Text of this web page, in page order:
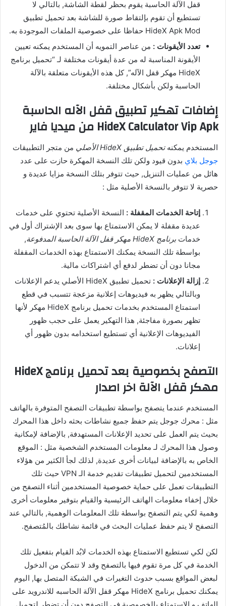
قفل الآلة الحاسبة يقوم بحظر لقطة الشاشة, بالتالي لا
تستطيع أن تقوم بإلتقاط صورة للشاشة بعد تحميل تطبيق
HideX Apk Mod حفاظا على خصوصية الملفات الموجودة به.
تعدد الأيقونات : من عناصر التمويه أن المستخدم يمكنه تعيين
الأيقونة المناسبة له من عدة أيقونات مختلفة لـ “تحميل برنامج
HideX مهكر قفل الآله”, كل هذه الأيقونات متعلقة بالآلة
الحاسبة ولكن بأشكال مختلفة.
إضافات تهكير تطبيق قفل الآله الحاسبة
HideX Calculator Vip Apk من ميديا فاير
المستخدم يمكنهتحميل تطبيق HideX الأصلي
من متجر التطبيقات
جوجل بلاي بدون قيود ولكن تلك النسخة المهكرة حازت على عدد
هائل من عمليات التنزيل, حيث تتوفر بتلك النسخة مزايا عديدة و
حصرية لا تتوفر بالنسخة الأصلية مثل :
إتاحة الخدمات المقفلة : النسخة الأصلية تحتوي على خدمات
عديدة مقفلة لا يمكن الاستمتاع بها سوى بعد الإشتراك أول في
خدمات برنامج HideX مهكر قفل الآلة الحاسبة المدفوعة
,
بواسطة تلك النسخة يمكنك الاستمتاع بهذه الخدمات المقفلة
مجانا دون أن تضطر لدفع أي اشتراكات مالية.
إزالة الإعلانات :
تحميل تطبيق HideX الأصلي يدعم الإعلانات
وبالتالي يظهر به فيديوهات إعلانية مزعجة تتسبب في قطع
استمتاع المستخدم بخدمات تحميل برنامج HideX مهكر لأنها
تظهر بصورة مفاجئة, هذا التهكير يعمل على حجب ظهور
الفيديوهات الإعلانية أي تستطيع استخدامه بدون ظهور أي
إعلانات.
التصفح بخصوصية بعد تحميل برنامج HideX
مهكر قفل الآلة اخر اصدار
المستخدم عندما يتصفح بواسطة تطبيقات التصفح المتوفرة بالهاتف
مثل : محرك جوجل يتم حفظ جميع نشاطات بحثه داخل هذا المحرك
بحيث يتم العمل على تحديد الإعلانات المستهدفة, بالإضافة لإمكانية
وصول هذا المحرك لـ معلومات المستخدم الشخصية مثل : الموقع
الخاص به بالإضافة لبيانات أخرى عديدة, لذلك لجأ الكثير من هؤلاء
المستخدمين لتحميل تطبيقات تقديم خدمة الـ VPN حيث تلك
التطبيقات تعمل على حماية خصوصية المستخدمين أثناء التصفح من
خلال إخفاء معلومات الهاتف الرئيسية والقيام بتوفير معلومات أخرى
وهمية لكي يتم التصفح بواسطة تلك المعلومات الوهمية, بالتالي عند
التصفح لا يتم حفظ عمليات البحث في قائمة نشاطك بالمُتصفح.
لكن لكي تستطيع الاستمتاع بهذه الخدمات لابُد القيام بتفعيل تلك
الخدمة في كل مرة تقوم فيها بالتصفح وقد لا تتمكن من الدخول
لبعض المواقع بسبب حدوث التغيرات في الشبكة المتصل بها, اليوم
يمكنك تحميل برنامج HideX مهكر قفل الآلة الحاسبه للاندرويد على